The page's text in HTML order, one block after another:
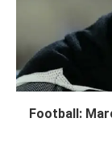
Football: